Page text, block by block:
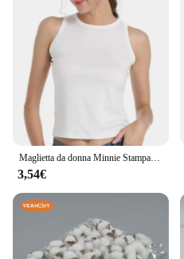
3,54€